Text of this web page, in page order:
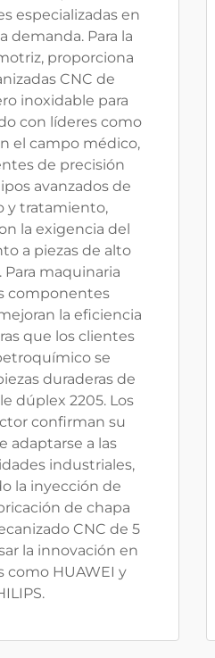
especializadas en
demanda. Para la
proporciona
CNC de
inoxidable para
con líderes como
el campo médico,
de precisión
avanzados de
y tratamiento,
la exigencia del
a piezas de alto
maquinaria
componentes
la eficiencia
que los clientes
se
duraderas de
dúplex 2205. Los
confirman su
adaptarse a las
industriales,
la inyección de
de chapa
CNC de 5
la innovación en
como HUAWEI y